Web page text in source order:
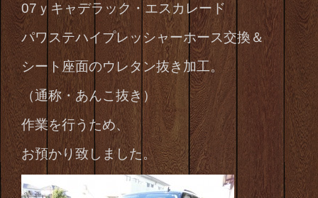
07ｙキャデラック・エスカレード
パワステハイプレッシャーホース交換＆
シート座面のウレタン抜き加工。
（通称・あんこ抜き）
作業を行うため、
お預かり致しました。